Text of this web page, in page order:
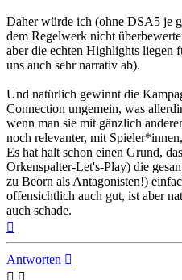
Daher würde ich (ohne DSA5 je
dem Regelwerk nicht
aber die echten Highlights liegen
uns auch sehr narrativ ab).
Und natürlich gewinnt die
Connection ungemein, was
wenn man sie mit gänzlich
noch relevanter, mit
Es hat halt schon einen Grund,
Orkenspalter-Let's-Play) die
zu Beorn als Antagonisten!)
offensichtlich auch gut, ist aber
auch schade.
Antworten